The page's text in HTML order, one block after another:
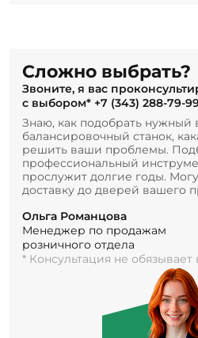
Сложно выбрать?
Звоните, я вас
с выбором* +7 (343) 288-79-
Знаю, как подобрать нужный
балансировочный станок,
решить ваши проблемы.
профессиональный
прослужит долгие годы.
доставку до дверей вашего
Ольга Романцова
Менеджер по продажам
розничного отдела
* Консультация не обязывает